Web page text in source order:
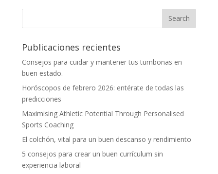
Publicaciones recientes
Consejos para cuidar y mantener tus tumbonas en
buen estado.
Horóscopos de febrero 2026: entérate de todas las
predicciones
Maximising Athletic Potential Through Personalised
Sports Coaching
El colchón, vital para un buen descanso y rendimiento
5 consejos para crear un buen currículum sin
experiencia laboral